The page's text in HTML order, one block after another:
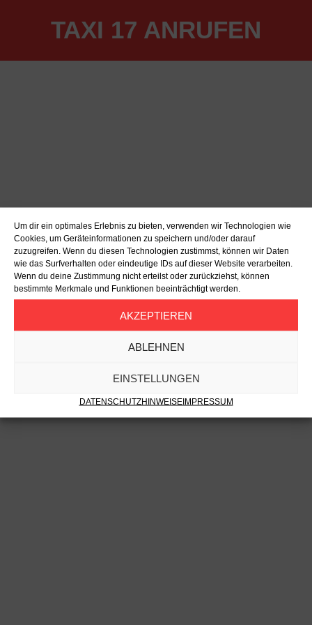
Um dir ein optimales Erlebnis zu bieten, verwenden wir Technologien wie
Cookies, um Geräteinformationen zu speichern und/oder darauf
zuzugreifen. Wenn du diesen Technologien zustimmst, können wir Daten
wie das Surfverhalten oder eindeutige IDs auf dieser Website verarbeiten.
Wenn du deine Zustimmung nicht erteilst oder zurückziehst, können
bestimmte Merkmale und Funktionen beeinträchtigt werden.
AKZEPTIEREN
ABLEHNEN
EINSTELLUNGEN
DATENSCHUTZHINWEISEIMPRESSUM
TAXI 17 ANRUFEN